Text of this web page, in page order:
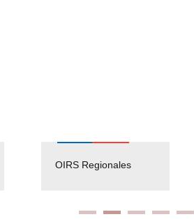
OIRS Regionales